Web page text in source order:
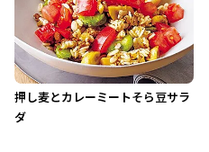
押し麦とカレーミートそら豆サラ
ダ